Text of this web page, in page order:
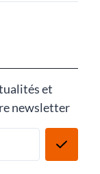
et
newsletter